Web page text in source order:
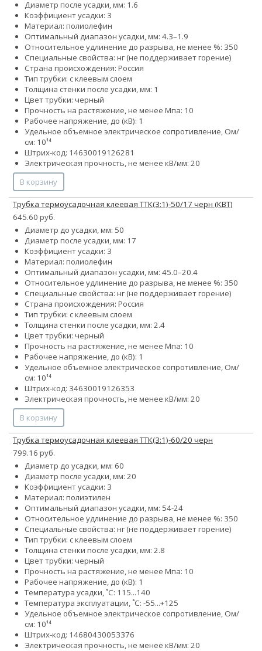
Диаметр после усадки, мм: 1.6
Коэффициент усадки: 3
Материал: полиолефин
Оптимальный диапазон усадки, мм: 4.3–1.9
Относительное удлинение до разрыва, не менее %: 350
Специальные свойства: нг (не поддерживает горение)
Страна происхождения: Россия
Тип трубки: с клеевым слоем
Толщина стенки после усадки, мм: 1
Цвет трубки: черный
Прочность на растяжение, не менее Мпа: 10
Рабочее напряжение, до (кВ): 1
Удельное объемное электрическое сопротивление, Ом/
см: 10¹⁴
Штрих-код: 14630019126281
Электрическая прочность, не менее кВ/мм: 20
В корзину
Трубка термоусадочная клеевая ТТК(3:1)-50/17 черн (КВТ)
645.60 руб.
Диаметр до усадки, мм: 50
Диаметр после усадки, мм: 17
Коэффициент усадки: 3
Материал: полиолефин
Оптимальный диапазон усадки, мм: 45.0–20.4
Относительное удлинение до разрыва, не менее %: 350
Специальные свойства: нг (не поддерживает горение)
Страна происхождения: Россия
Тип трубки: с клеевым слоем
Толщина стенки после усадки, мм: 2.4
Цвет трубки: черный
Прочность на растяжение, не менее Мпа: 10
Рабочее напряжение, до (кВ): 1
Удельное объемное электрическое сопротивление, Ом/
см: 10¹⁴
Штрих-код: 34630019126353
Электрическая прочность, не менее кВ/мм: 20
В корзину
Трубка термоусадочная клеевая ТТК(3:1)-60/20 черн
799.16 руб.
Диаметр до усадки, мм: 60
Диаметр после усадки, мм: 20
Коэффициент усадки: 3
Материал: полиэтилен
Оптимальный диапазон усадки, мм: 54-24
Относительное удлинение до разрыва, не менее %: 350
Специальные свойства: нг (не поддерживает горение)
Тип трубки: с клеевым слоем
Толщина стенки после усадки, мм: 2.8
Цвет трубки: черный
Прочность на растяжение, не менее Мпа: 10
Рабочее напряжение, до (кВ): 1
Температура усадки, ˚С: 115...140
Температура эксплуатации, ˚С: -55...+125
Удельное объемное электрическое сопротивление, Ом/
см: 10¹⁴
Штрих-код: 14680430053376
Электрическая прочность, не менее кВ/мм: 20